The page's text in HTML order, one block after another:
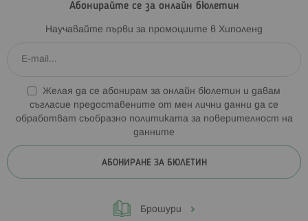
Абонирайте се за онлайн бюлетин
Научавайте първи за промоциите в Хиполенд
Желая да се абонирам за онлайн бюлетин и давам
съгласие предоставените от мен лични данни да се
обработват съобразно политиката за поверителност на
данните
АБОНИРАНЕ ЗА БЮЛЕТИН
Брошури